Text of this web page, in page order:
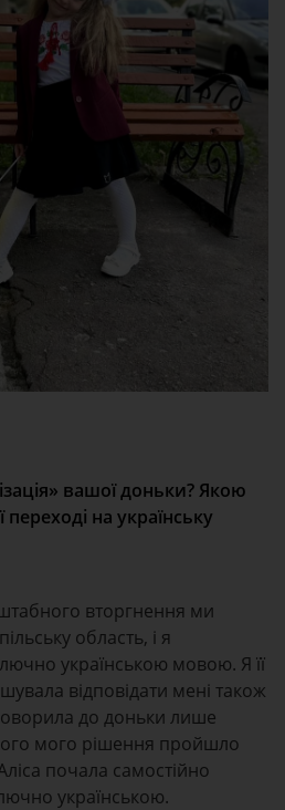
вашої доньки? Якою
на українську
вторгнення ми
область, і я
українською мовою. Я її
відповідати мені також
до доньки лише
мого рішення пройшло
почала самостійно
українською.